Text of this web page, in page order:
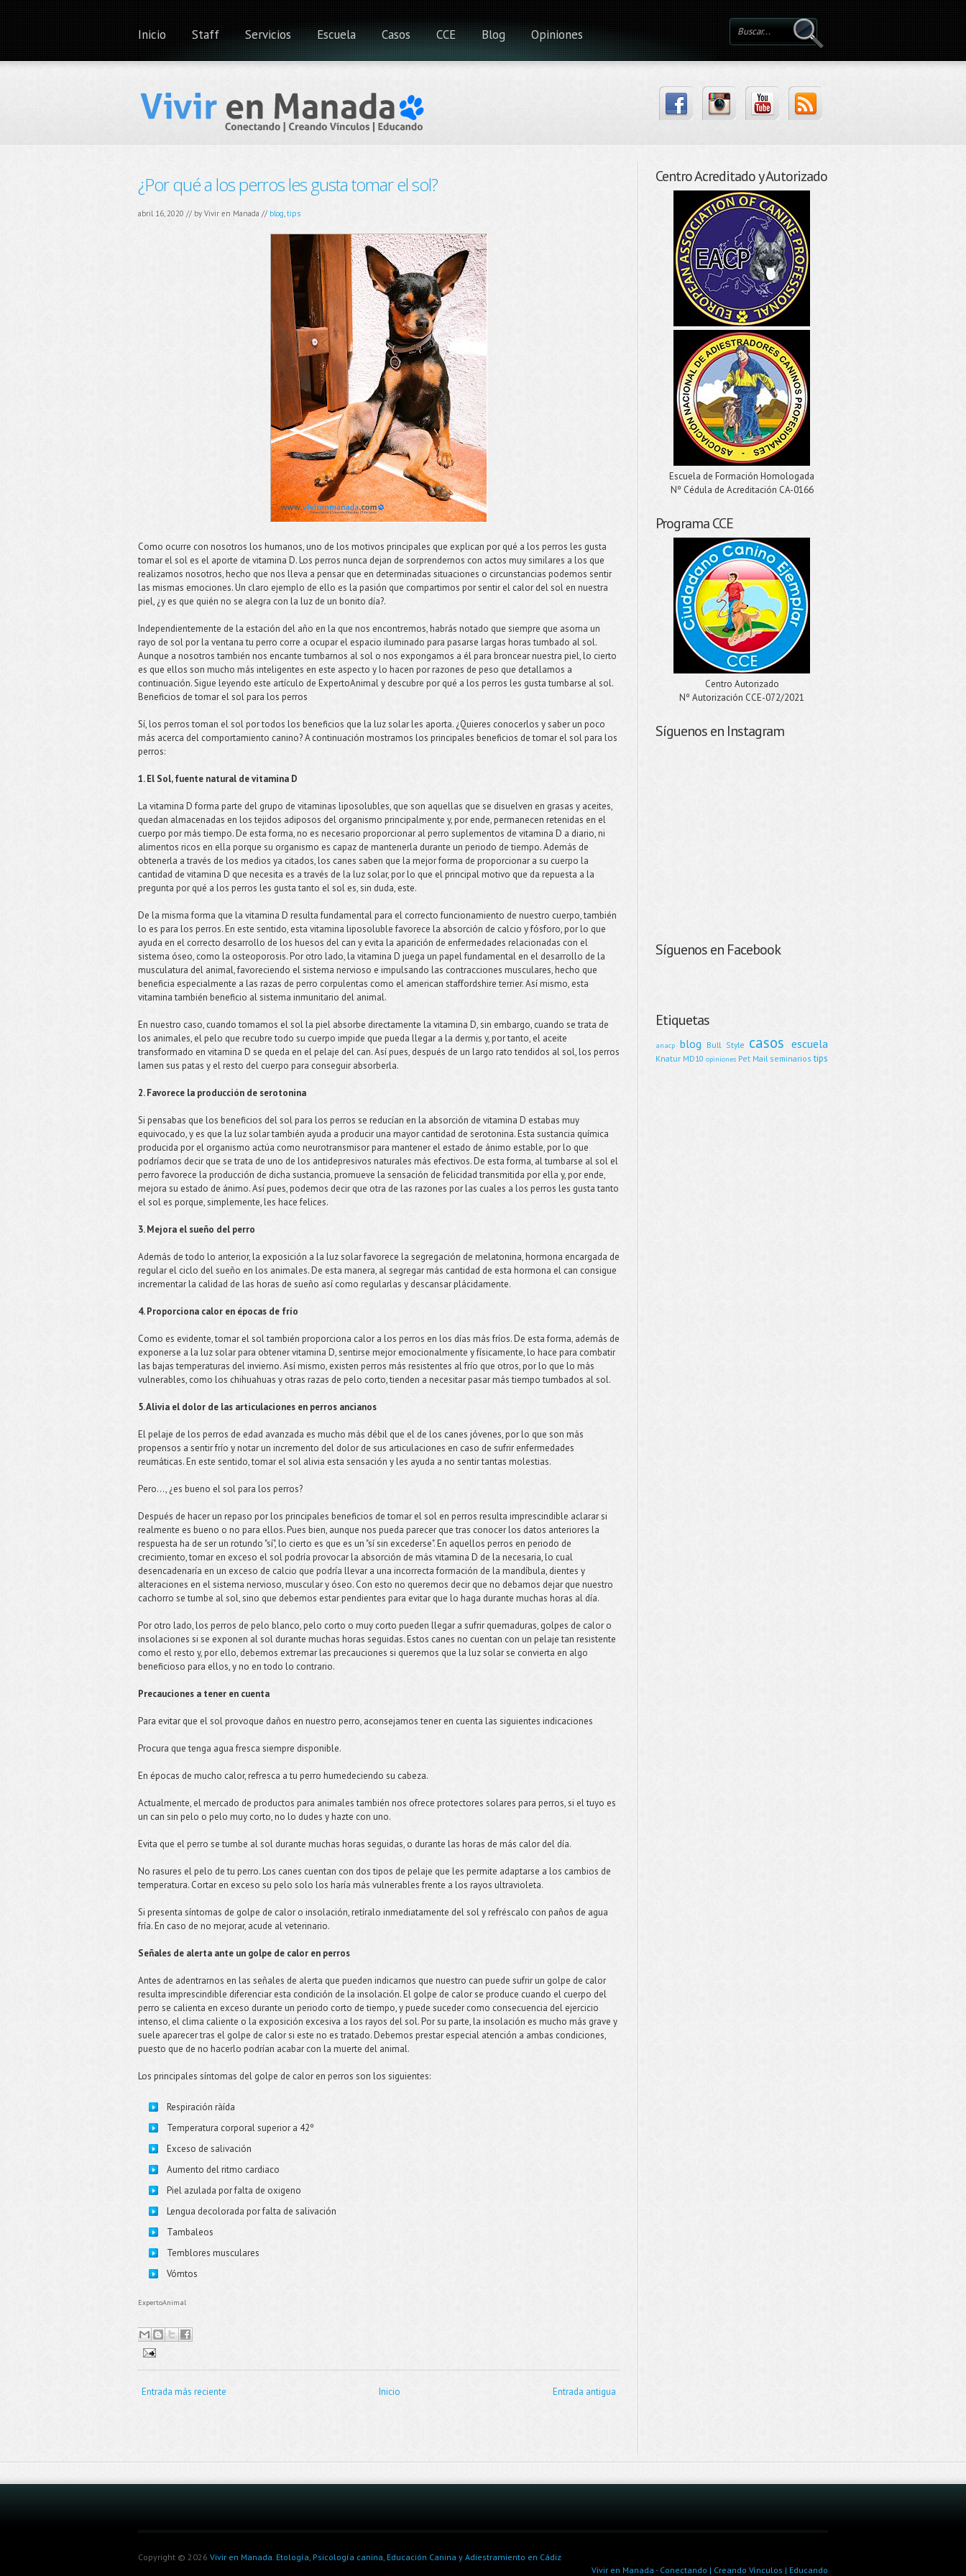
Inicio Staff Servicios Escuela Casos CCE Blog Opiniones
¿Por qué a los perros les gusta tomar el sol?
abril 16, 2020 // by Vivir en Manada // blog,tips
Como ocurre con nosotros los humanos, uno de los motivos principales que explican por qué a los perros les gusta
tomar el sol es el aporte de vitamina D. Los perros nunca dejan de sorprendernos con actos muy similares a los que
realizamos nosotros, hecho que nos lleva a pensar que en determinadas situaciones o circunstancias podemos sentir
las mismas emociones. Un claro ejemplo de ello es la pasión que compartimos por sentir el calor del sol en nuestra
piel, ¿y es que quién no se alegra con la luz de un bonito día?.
Independientemente de la estación del año en la que nos encontremos, habrás notado que siempre que asoma un
rayo de sol por la ventana tu perro corre a ocupar el espacio iluminado para pasarse largas horas tumbado al sol.
Aunque a nosotros también nos encante tumbarnos al sol o nos expongamos a él para broncear nuestra piel, lo cierto
es que ellos son mucho más inteligentes en este aspecto y lo hacen por razones de peso que detallamos a
continuación. Sigue leyendo este artículo de ExpertoAnimal y descubre por qué a los perros les gusta tumbarse al sol.
Beneficios de tomar el sol para los perros
Sí, los perros toman el sol por todos los beneficios que la luz solar les aporta. ¿Quieres conocerlos y saber un poco
más acerca del comportamiento canino? A continuación mostramos los principales beneficios de tomar el sol para los
perros:
1. El Sol, fuente natural de vitamina D
La vitamina D forma parte del grupo de vitaminas liposolubles, que son aquellas que se disuelven en grasas y aceites,
quedan almacenadas en los tejidos adiposos del organismo principalmente y, por ende, permanecen retenidas en el
cuerpo por más tiempo. De esta forma, no es necesario proporcionar al perro suplementos de vitamina D a diario, ni
alimentos ricos en ella porque su organismo es capaz de mantenerla durante un periodo de tiempo. Además de
obtenerla a través de los medios ya citados, los canes saben que la mejor forma de proporcionar a su cuerpo la
cantidad de vitamina D que necesita es a través de la luz solar, por lo que el principal motivo que da repuesta a la
pregunta por qué a los perros les gusta tanto el sol es, sin duda, este.
De la misma forma que la vitamina D resulta fundamental para el correcto funcionamiento de nuestro cuerpo, también
lo es para los perros. En este sentido, esta vitamina liposoluble favorece la absorción de calcio y fósforo, por lo que
ayuda en el correcto desarrollo de los huesos del can y evita la aparición de enfermedades relacionadas con el
sistema óseo, como la osteoporosis. Por otro lado, la vitamina D juega un papel fundamental en el desarrollo de la
musculatura del animal, favoreciendo el sistema nervioso e impulsando las contracciones musculares, hecho que
beneficia especialmente a las razas de perro corpulentas como el american staffordshire terrier. Así mismo, esta
vitamina también beneficio al sistema inmunitario del animal.
En nuestro caso, cuando tomamos el sol la piel absorbe directamente la vitamina D, sin embargo, cuando se trata de
los animales, el pelo que recubre todo su cuerpo impide que pueda llegar a la dermis y, por tanto, el aceite
transformado en vitamina D se queda en el pelaje del can. Así pues, después de un largo rato tendidos al sol, los perros
lamen sus patas y el resto del cuerpo para conseguir absorberla.
2. Favorece la producción de serotonina
Si pensabas que los beneficios del sol para los perros se reducían en la absorción de vitamina D estabas muy
equivocado, y es que la luz solar también ayuda a producir una mayor cantidad de serotonina. Esta sustancia química
producida por el organismo actúa como neurotransmisor para mantener el estado de ánimo estable, por lo que
podríamos decir que se trata de uno de los antidepresivos naturales más efectivos. De esta forma, al tumbarse al sol el
perro favorece la producción de dicha sustancia, promueve la sensación de felicidad transmitida por ella y, por ende,
mejora su estado de ánimo. Así pues, podemos decir que otra de las razones por las cuales a los perros les gusta tanto
el sol es porque, simplemente, les hace felices.
3. Mejora el sueño del perro
Además de todo lo anterior, la exposición a la luz solar favorece la segregación de melatonina, hormona encargada de
regular el ciclo del sueño en los animales. De esta manera, al segregar más cantidad de esta hormona el can consigue
incrementar la calidad de las horas de sueño así como regularlas y descansar plácidamente.
4. Proporciona calor en épocas de frío
Como es evidente, tomar el sol también proporciona calor a los perros en los días más fríos. De esta forma, además de
exponerse a la luz solar para obtener vitamina D, sentirse mejor emocionalmente y físicamente, lo hace para combatir
las bajas temperaturas del invierno. Así mismo, existen perros más resistentes al frío que otros, por lo que lo más
vulnerables, como los chihuahuas y otras razas de pelo corto, tienden a necesitar pasar más tiempo tumbados al sol.
5. Alivia el dolor de las articulaciones en perros ancianos
El pelaje de los perros de edad avanzada es mucho más débil que el de los canes jóvenes, por lo que son más
propensos a sentir frío y notar un incremento del dolor de sus articulaciones en caso de sufrir enfermedades
reumáticas. En este sentido, tomar el sol alivia esta sensación y les ayuda a no sentir tantas molestias.
Pero..., ¿es bueno el sol para los perros?
Después de hacer un repaso por los principales beneficios de tomar el sol en perros resulta imprescindible aclarar si
realmente es bueno o no para ellos. Pues bien, aunque nos pueda parecer que tras conocer los datos anteriores la
respuesta ha de ser un rotundo "sí", lo cierto es que es un "sí sin excederse". En aquellos perros en periodo de
crecimiento, tomar en exceso el sol podría provocar la absorción de más vitamina D de la necesaria, lo cual
desencadenaría en un exceso de calcio que podría llevar a una incorrecta formación de la mandíbula, dientes y
alteraciones en el sistema nervioso, muscular y óseo. Con esto no queremos decir que no debamos dejar que nuestro
cachorro se tumbe al sol, sino que debemos estar pendientes para evitar que lo haga durante muchas horas al día.
Por otro lado, los perros de pelo blanco, pelo corto o muy corto pueden llegar a sufrir quemaduras, golpes de calor o
insolaciones si se exponen al sol durante muchas horas seguidas. Estos canes no cuentan con un pelaje tan resistente
como el resto y, por ello, debemos extremar las precauciones si queremos que la luz solar se convierta en algo
beneficioso para ellos, y no en todo lo contrario.
Precauciones a tener en cuenta
Para evitar que el sol provoque daños en nuestro perro, aconsejamos tener en cuenta las siguientes indicaciones
Procura que tenga agua fresca siempre disponible.
En épocas de mucho calor, refresca a tu perro humedeciendo su cabeza.
Actualmente, el mercado de productos para animales también nos ofrece protectores solares para perros, si el tuyo es
un can sin pelo o pelo muy corto, no lo dudes y hazte con uno.
Evita que el perro se tumbe al sol durante muchas horas seguidas, o durante las horas de más calor del día.
No rasures el pelo de tu perro. Los canes cuentan con dos tipos de pelaje que les permite adaptarse a los cambios de
temperatura. Cortar en exceso su pelo solo los haría más vulnerables frente a los rayos ultravioleta.
Si presenta síntomas de golpe de calor o insolación, retíralo inmediatamente del sol y refréscalo con paños de agua
fría. En caso de no mejorar, acude al veterinario.
Señales de alerta ante un golpe de calor en perros
Antes de adentrarnos en las señales de alerta que pueden indicarnos que nuestro can puede sufrir un golpe de calor
resulta imprescindible diferenciar esta condición de la insolación. El golpe de calor se produce cuando el cuerpo del
perro se calienta en exceso durante un periodo corto de tiempo, y puede suceder como consecuencia del ejercicio
intenso, el clima caliente o la exposición excesiva a los rayos del sol. Por su parte, la insolación es mucho más grave y
suele aparecer tras el golpe de calor si este no es tratado. Debemos prestar especial atención a ambas condiciones,
puesto que de no hacerlo podrían acabar con la muerte del animal.
Los principales síntomas del golpe de calor en perros son los siguientes:
Respiración ràída
Temperatura corporal superior a 42º
Exceso de salivación
Aumento del ritmo cardiaco
Piel azulada por falta de oxigeno
Lengua decolorada por falta de salivación
Tambaleos
Temblores musculares
Vómtos
ExpertoAnimal
Entrada más reciente Entrada antigua
Inicio
Centro Acreditado y Autorizado
Escuela de Formación Homologada
Nº Cédula de Acreditación CA-0166
Programa CCE
Centro Autorizado
Nº Autorización CCE-072/2021
Síguenos en Instagram
Síguenos en Facebook
Etiquetas
anacp blog Bull Style casos escuela
Knatur MD10 opiniones Pet Mail seminarios tips
Copyright © 2026 Vivir en Manada. Etología, Psicología canina, Educación Canina y Adiestramiento en Cádiz
Vivir en Manada - Conectando | Creando Vínculos | Educando